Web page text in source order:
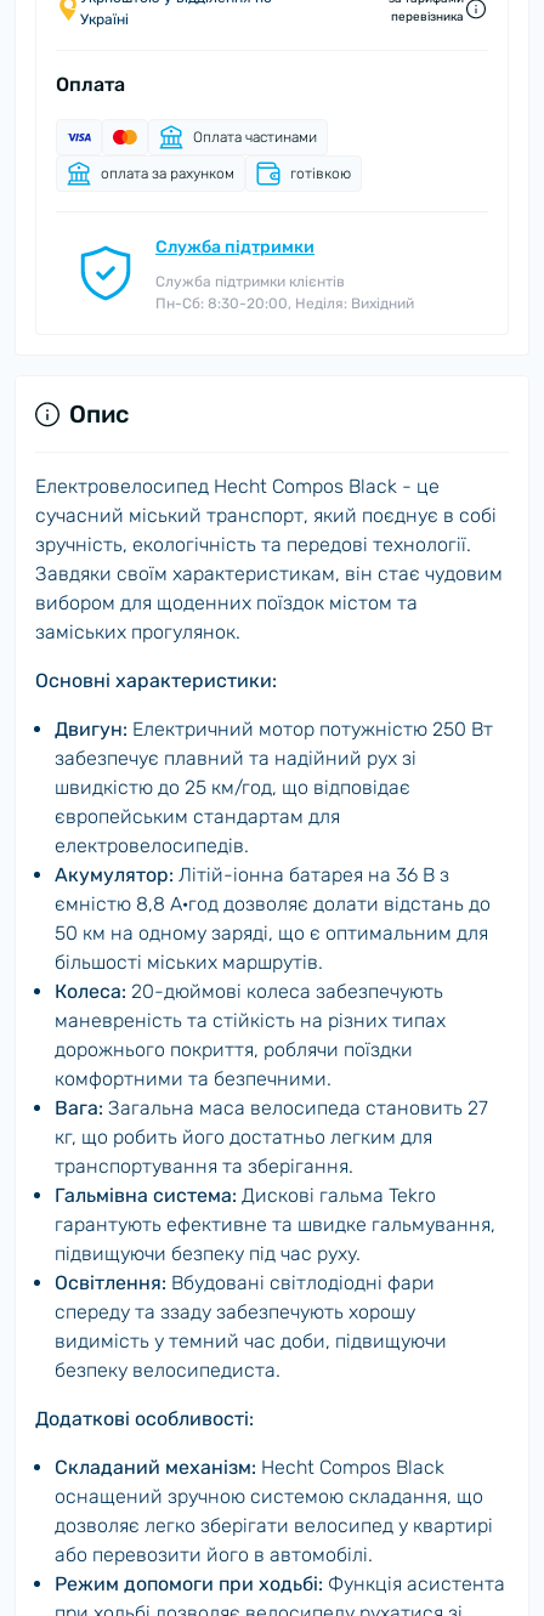
Україні
перевізника
Оплата
Оплата частинами
оплата за рахунком готівкою
Служба підтримки
Служба підтримки клієнтів
Пн-Сб: 8:30-20:00, Неділя: Вихідний
Опис
Електровелосипед Hecht Compos Black - це
сучасний міський транспорт, який поєднує в собі
зручність, екологічність та передові технології.
Завдяки своїм характеристикам, він стає чудовим
вибором для щоденних поїздок містом та
заміських прогулянок.
Основні характеристики:
Двигун: Електричний мотор потужністю 250 Вт
забезпечує плавний та надійний рух зі
швидкістю до 25 км/год, що відповідає
європейським стандартам для
електровелосипедів.
Акумулятор: Літій-іонна батарея на 36 В з
ємністю 8,8 А·год дозволяє долати відстань до
50 км на одному заряді, що є оптимальним для
більшості міських маршрутів.
Колеса: 20-дюймові колеса забезпечують
маневреність та стійкість на різних типах
дорожнього покриття, роблячи поїздки
комфортними та безпечними.
Вага: Загальна маса велосипеда становить 27
кг, що робить його достатньо легким для
транспортування та зберігання.
Гальмівна система: Дискові гальма Tekro
гарантують ефективне та швидке гальмування,
підвищуючи безпеку під час руху.
Освітлення: Вбудовані світлодіодні фари
спереду та ззаду забезпечують хорошу
видимість у темний час доби, підвищуючи
безпеку велосипедиста.
Додаткові особливості:
Складаний механізм: Hecht Compos Black
оснащений зручною системою складання, що
дозволяє легко зберігати велосипед у квартирі
або перевозити його в автомобілі.
Режим допомоги при ходьбі: Функція асистента